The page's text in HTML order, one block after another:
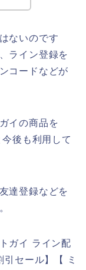
ないのです
ライン登録を
コードなどが
イの商品を
後も利用して
達登録などを
ガイ ライン配
セール】【 ミ